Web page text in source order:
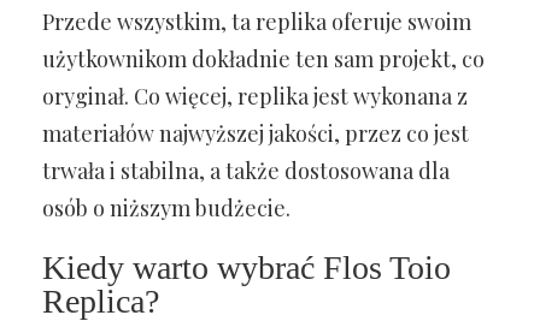
Przede wszystkim, ta replika oferuje swoim
użytkownikom dokładnie ten sam projekt, co
oryginał. Co więcej, replika jest wykonana z
materiałów najwyższej jakości, przez co jest
trwała i stabilna, a także dostosowana dla
osób o niższym budżecie.
Kiedy warto wybrać Flos Toio
Replica?